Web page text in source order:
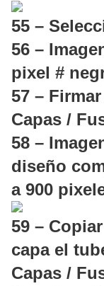
55 –
56 –
pixel #
57 –
Capas /
58 –
diseño
a 900
59 –
capa el
Capas /